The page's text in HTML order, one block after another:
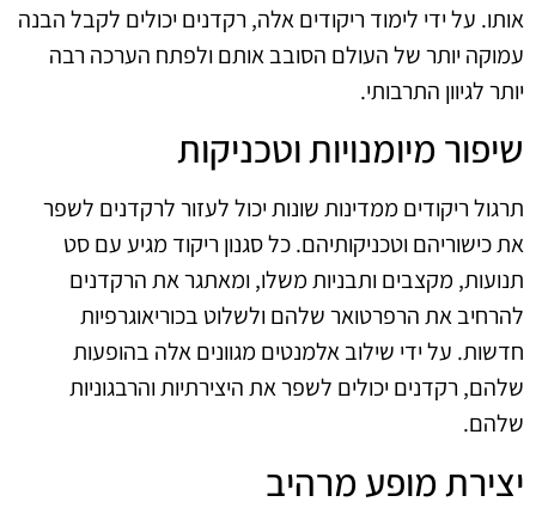
אותו. על ידי לימוד ריקודים אלה, רקדנים יכולים לקבל הבנה
עמוקה יותר של העולם הסובב אותם ולפתח הערכה רבה
יותר לגיוון התרבותי.
שיפור מיומנויות וטכניקות
תרגול ריקודים ממדינות שונות יכול לעזור לרקדנים לשפר
את כישוריהם וטכניקותיהם. כל סגנון ריקוד מגיע עם סט
תנועות, מקצבים ותבניות משלו, ומאתגר את הרקדנים
להרחיב את הרפרטואר שלהם ולשלוט בכוריאוגרפיות
חדשות. על ידי שילוב אלמנטים מגוונים אלה בהופעות
שלהם, רקדנים יכולים לשפר את היצירתיות והרבגוניות
שלהם.
יצירת מופע מרהיב